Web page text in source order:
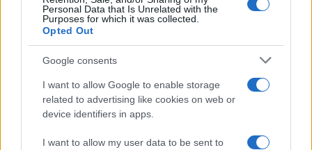
Personal Data that Is Unrelated with the
Purposes for which it was collected.
Opted Out
Google consents
I want to allow Google to enable storage
related to advertising like cookies on web or
device identifiers in apps.
I want to allow my user data to be sent to